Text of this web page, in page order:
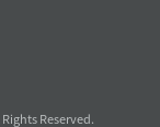
Rights Reserved.